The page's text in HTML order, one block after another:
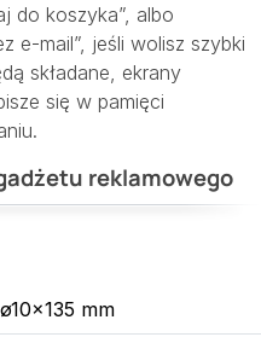
do koszyka”, albo
e-mail”, jeśli wolisz szybki
składane, ekrany
się w pamięci
reklamowego
ø10×135 mm